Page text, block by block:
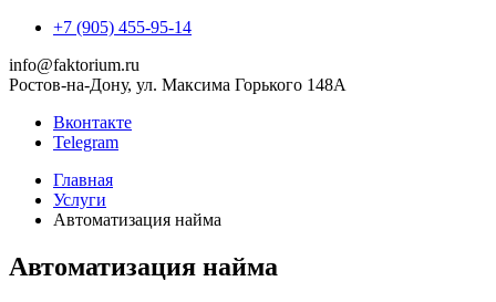
+7 (905) 455-95-14
info@faktorium.ru
Ростов-на-Дону, ул. Максима Горького 148А
Вконтакте
Telegram
Главная
Услуги
Автоматизация найма
Автоматизация найма